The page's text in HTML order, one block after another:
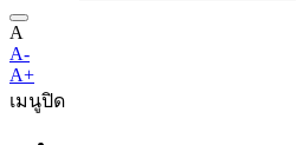
A
A-
A+
เมนูปิด